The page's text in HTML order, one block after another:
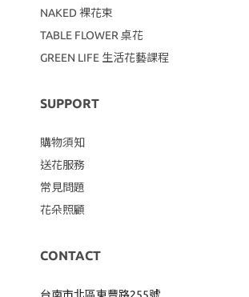
NAKED 裸花束
TABLE FLOWER 桌花
GREEN LIFE 生活花藝課程
SUPPORT
購物須知
送花服務
常見問題
花朵照顧
CONTACT